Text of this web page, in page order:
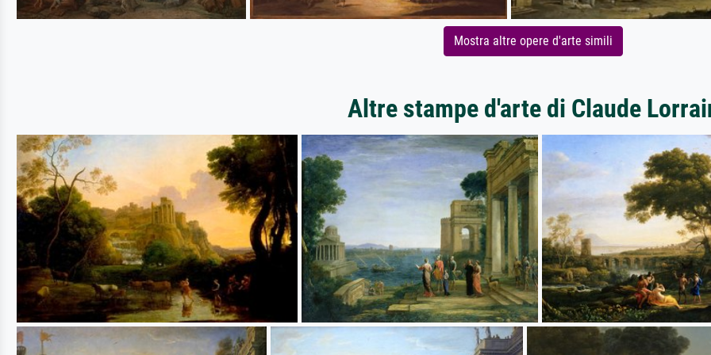
Mostra altre opere d'arte simili
Altre stampe d'arte di Claude